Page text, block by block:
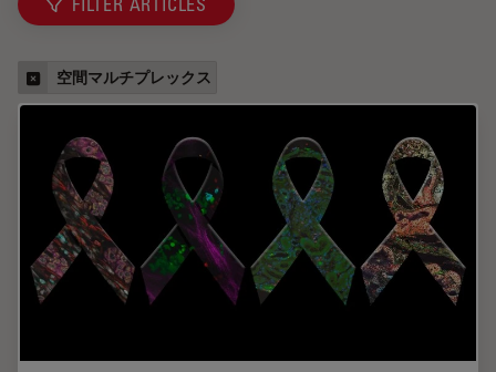
空間マルチプレックス